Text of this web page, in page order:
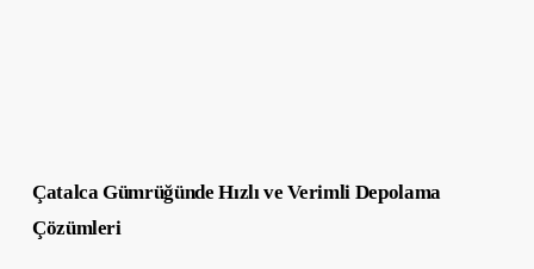
Çatalca Gümrüğünde Hızlı ve Verimli Depolama
Çözümleri